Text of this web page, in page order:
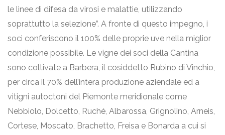
le linee di difesa da virosi e malattie, utilizzando
soprattutto la selezione”. A fronte di questo impegno, i
soci conferiscono il 100% delle proprie uve nella miglior
condizione possibile. Le vigne dei soci della Cantina
sono coltivate a Barbera, il cosiddetto Rubino di Vinchio,
per circa il 70% dell’intera produzione aziendale ed a
vitigni autoctoni del Piemonte meridionale come
Nebbiolo, Dolcetto, Ruché, Albarossa, Grignolino, Arneis,
Cortese, Moscato, Brachetto, Freisa e Bonarda a cui si